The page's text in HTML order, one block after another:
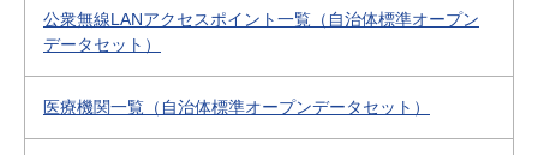
公衆無線LANアクセスポイント一覧（自治体標準オープン
データセット）
医療機関一覧（自治体標準オープンデータセット）